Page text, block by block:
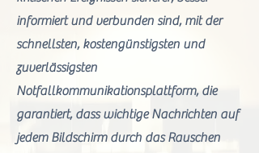
informiert und verbunden sind, mit der
schnellsten, kostengünstigsten und
zuverlässigsten
Notfallkommunikationsplattform, die
garantiert, dass wichtige Nachrichten auf
jedem Bildschirm durch das Rauschen